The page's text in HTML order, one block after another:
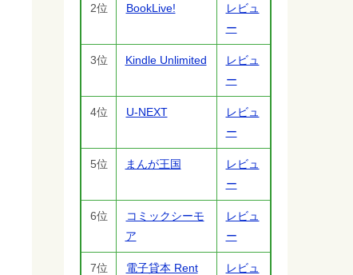
2位 BookLive!
レビュ
ー
3位 Kindle Unlimited
レビュ
ー
4位 U-NEXT
レビュ
ー
5位 まんが王国
レビュ
ー
6位
コミックシーモ
ア
レビュ
ー
7位
電子貸本 Rent
レビュ